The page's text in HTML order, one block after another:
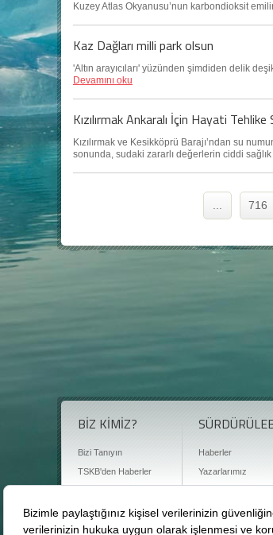
Kuzey Atlas Okyanusu’nun karbondioksit
Kaz Dağları milli park olsun
'Altın arayıcıları' yüzünden şimdiden delik
Devamını oku
Kızılırmak Ankaralı İçin Hayati Tehlike
Kızılırmak ve Kesikköprü Barajı’ndan su
sonunda, sudaki zararlı değerlerin ciddi
716
BİZ KİMİZ?
Bizi Tanıyın
TSKB'den Haberler
Basın Odası
Bize Ulaşın
Haberler
Yazarlarımız
Sürdürülebilirlik
Karbon Sayacı